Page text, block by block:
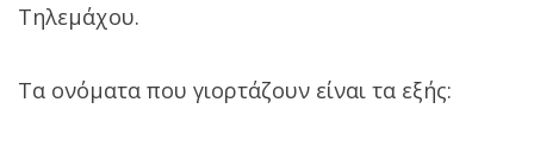
Τηλεμάχου.
Τα ονόματα που γιορτάζουν είναι τα εξής: